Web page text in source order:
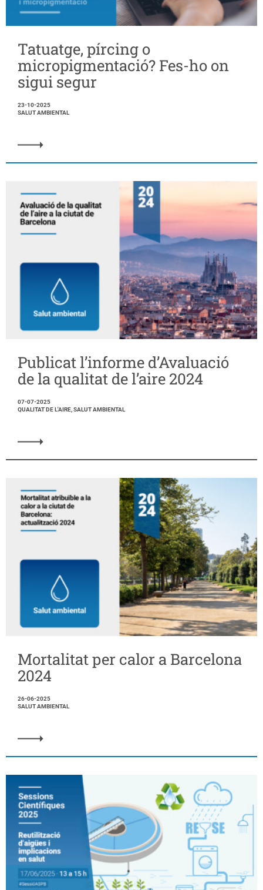
Tatuatge, pírcing o
micropigmentació? Fes-ho on
sigui segur
23-10-2025
SALUT AMBIENTAL
Publicat l’informe d’Avaluació
de la qualitat de l’aire 2024
07-07-2025
QUALITAT DE L'AIRE, SALUT AMBIENTAL
Mortalitat per calor a Barcelona
2024
26-06-2025
SALUT AMBIENTAL